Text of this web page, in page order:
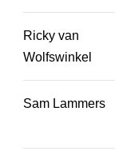
Ricky van
Wolfswinkel
Sam Lammers